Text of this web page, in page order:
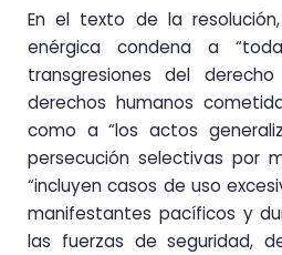
En el texto de la
enérgica condena a
transgresiones del
derechos humanos
como a “los actos
persecución selectivas por
“incluyen casos de uso
manifestantes pacíficos y
las fuerzas de seguridad,